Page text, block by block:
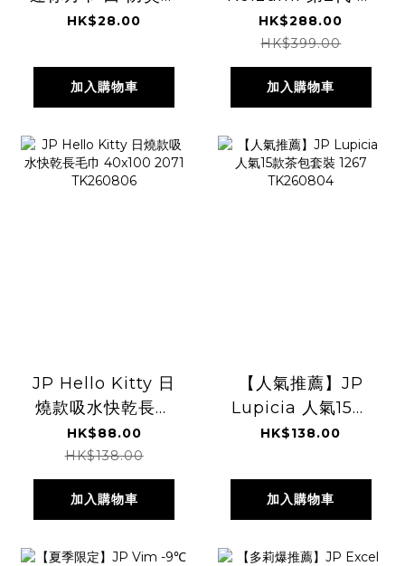
菌 20x20 4546
HK$28.00
加入購物車
線USB迷你瀏海捲
髮梳 可拆電 4981
TK260806
HK$288.00
HK$399.00
加入購物車
JP Hello Kitty 日
燒款吸水快乾長毛
巾 40x100 2071
TK260806
HK$88.00
HK$138.00
加入購物車
【人氣推薦】JP
Lupicia 人氣15款
茶包套裝 1267
HK$138.00
加入購物車